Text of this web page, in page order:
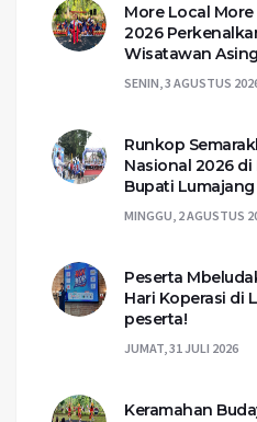
More Local More
2026
Wisatawan Asing
SENIN, 3 AGUSTUS
Runkop
Nasional 2026 di
Bupati Lumajang
MINGGU, 2 AGUSTUS
Peserta
Hari Koperasi di
peserta!
JUMAT, 31 JULI 2026
Keramahan